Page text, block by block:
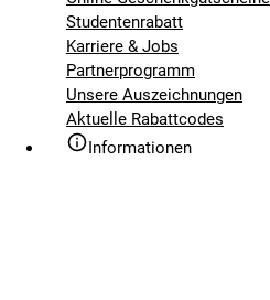
Studentenrabatt
Karriere & Jobs
Partnerprogramm
Unsere Auszeichnungen
Aktuelle Rabattcodes
Informationen